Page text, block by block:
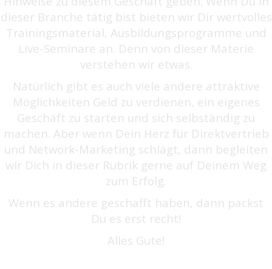
dieser Branche tätig bist bieten wir Dir wertvolles
Trainingsmaterial, Ausbildungsprogramme und
Live-Seminare an. Denn von dieser Materie
verstehen wir etwas.
Natürlich gibt es auch viele andere attraktive
Möglichkeiten Geld zu verdienen, ein eigenes
Geschäft zu starten und sich selbständig zu
machen. Aber wenn Dein Herz für Direktvertrieb
und Network-Marketing schlägt, dann begleiten
wir Dich in dieser Rubrik gerne auf Deinem Weg
zum Erfolg.
Wenn es andere geschafft haben, dann packst
Du es erst recht!
Alles Gute!